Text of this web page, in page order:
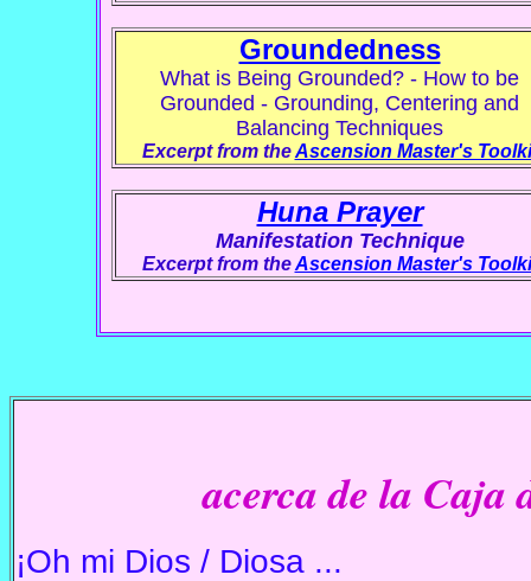
Groundedness
What is Being Grounded? - How to be
Grounded - Grounding, Centering and
Balancing Techniques
Excerpt from theAscension Master's
Huna Prayer
Manifestation Technique
Excerpt from theAscension Master's
acerca de la Caja
¡Oh mi Dios / Diosa ...